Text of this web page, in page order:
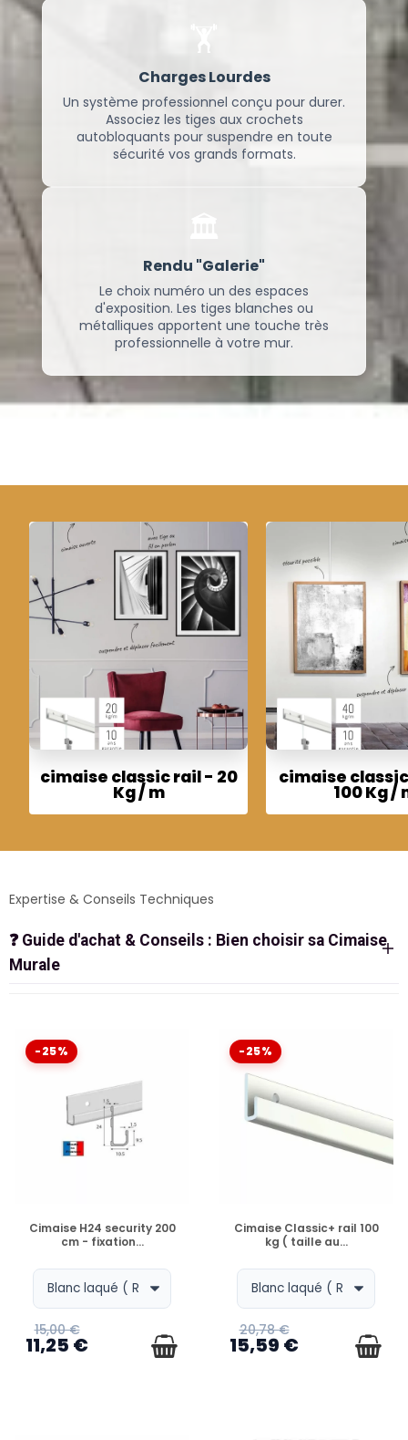
Charges Lourdes
Un système professionnel conçu pour durer.
Associez les tiges aux crochets
autobloquants pour suspendre en toute
sécurité vos grands formats.
Rendu "Galerie"
Le choix numéro un des espaces
d'exposition. Les tiges blanches ou
métalliques apportent une touche très
professionnelle à votre mur.
cimaise classic rail - 20
Kg / m
cimaise classic
100 Kg /
Expertise & Conseils Techniques
❓ Guide d'achat & Conseils : Bien choisir sa Cimaise
Murale
Le système de cimaise avec tiges rigides
appelé J-Rail) est la référence incontournable pour les
professionnels de l'art. Contrairement aux câbles
souples, les tiges en acier ou aluminium offrent une
rigidité parfaite, une capacité de charge extrême
(jusqu'à 100kg) et une manipulation aisée sans échelle.
Artiteq Classic Rail
POURQUOI CHOISIR DES TIGES PLUTÔT QUE DES
FILS ?
QUEL RAIL EST COMPATIBLE AVEC LES TIGES ?
-25%
EN STOCK
Cimaise H24 security 200
cm - fixation...
15,00 €
11,25 €
-25%
EN STOCK
Cimaise Classic+ rail 100
kg ( taille au...
20,78 €
15,59 €